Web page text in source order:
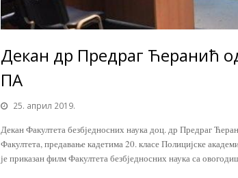
Декан др Предраг Ћеранић
ПА
25. април 2019.
Декан Факултета безбједносних наука доц. др Предраг
Факултета, предавање кадетима 20. класе Полицијске
је приказан филм Факултета безбједносних наука са